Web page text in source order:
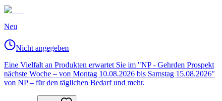
Neu
Nicht angegeben
Eine Vielfalt an Produkten erwartet Sie im "NP - Gehrden Prospekt
nächste Woche – von Montag 10.08.2026 bis Samstag 15.08.2026"
von NP – für den täglichen Bedarf und mehr.